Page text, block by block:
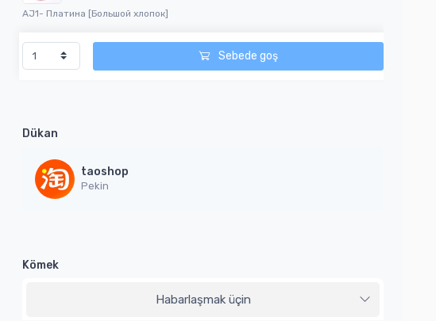
AJ1- Платина [Большой хлопок]
Sebede goş
Dükan
taoshop
Pekin
Kömek
Habarlaşmak üçin